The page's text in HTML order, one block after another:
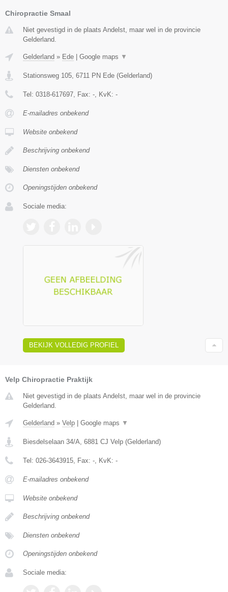
Chiropractie Smaal
Niet gevestigd in de plaats Andelst, maar wel in de provincie
Gelderland.
Gelderland » Ede Google maps ▼
Stationsweg 105, 6711 PN Ede (Gelderland)
Tel: 0318-617697, Fax: -, KvK: -
E-mailadres onbekend
Website onbekend
Beschrijving onbekend
Diensten onbekend
Openingstijden onbekend
Sociale media:
BEKIJK VOLLEDIG PROFIEL
Velp Chiropractie Praktijk
Niet gevestigd in de plaats Andelst, maar wel in de provincie
Gelderland.
Gelderland » Velp Google maps ▼
Biesdelselaan 34/A 6881 CJ Velp (Gelderland)
Tel: 026-3643915 , Fax: - , KvK: -
E-mailadres onbekend
Website onbekend
Beschrijving onbekend
Diensten onbekend
Openingstijden onbekend
Sociale media: